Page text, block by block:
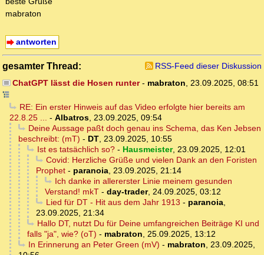
mabraton
antworten
gesamter Thread:
RSS-Feed dieser Diskussion
ChatGPT lässt die Hosen runter- mabraton, 23.09.2025, 08:51
RE: Ein erster Hinweis auf das Video erfolgte hier bereits am
22.8.25 ... - Albatros, 23.09.2025, 09:54
Deine Aussage paßt doch genau ins Schema, das Ken Jebsen
beschreibt: (mT) - DT, 23.09.2025, 10:55
Ist es tatsächlich so?- Hausmeister, 23.09.2025, 12:01
Covid: Herzliche Grüße und vielen Dank an den Foristen
Prophet - paranoia, 23.09.2025, 21:14
Ich danke in allererster Linie meinem gesunden
Verstand! mkT - day-trader, 24.09.2025, 03:12
Lied für DT - Hit aus dem Jahr 1913 - paranoia,
23.09.2025, 21:34
Hallo DT, nutzt Du für Deine umfangreichen Beiträge KI und
falls "ja", wie? (oT) - mabraton, 25.09.2025, 13:12
In Erinnerung an Peter Green (mV) - mabraton, 23.09.2025,